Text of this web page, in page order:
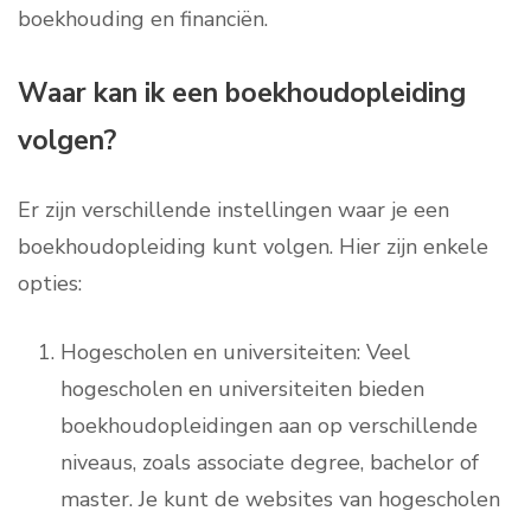
boekhouding en financiën.
Waar kan ik een boekhoudopleiding
volgen?
Er zijn verschillende instellingen waar je een
boekhoudopleiding kunt volgen. Hier zijn enkele
opties:
Hogescholen en universiteiten: Veel
hogescholen en universiteiten bieden
boekhoudopleidingen aan op verschillende
niveaus, zoals associate degree, bachelor of
master. Je kunt de websites van hogescholen